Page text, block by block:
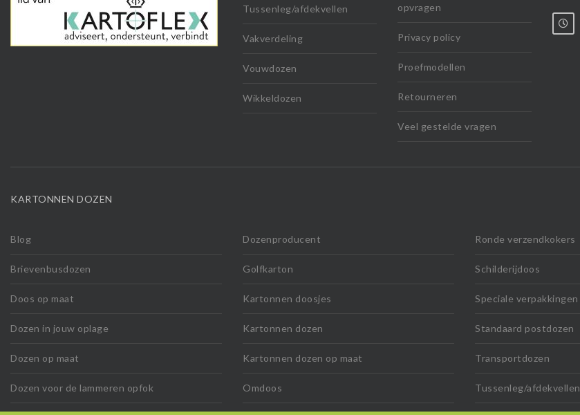
Tussenleg/afdekvellen
Vakverdeling
Vouwdozen
Wikkeldozen
opvragen
Privacy policy
Proefmodellen
Retourneren
Veel gestelde vragen
KARTONNEN DOZEN
Blog
Brievenbusdozen
Doos op maat
Dozen in jouw oplage
Dozen op maat
Dozen voor de lammeren opfok
Dozenproducent
Golfkarton
Kartonnen doosjes
Kartonnen dozen
Kartonnen dozen op maat
Omdoos
Ronde verzendkokers
Schilderijdoos
Speciale verpakkingen
Standaard postdozen
Transportdozen
Tussenleg/afdekvellen